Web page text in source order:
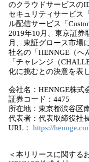
のクラウドサービスの
セキュリティサービス
ル配信サービス「
2019年10月、東京証券
月、東証グロース市場
社名の「HENNGE（へ
「チャレンジ（
化に挑むとの決意を表
会社名：HENNGE株式
証券コード：4475
所在地：東京都渋谷区
代表者：代表取締役社
URL： https://
＜本リリースに関する